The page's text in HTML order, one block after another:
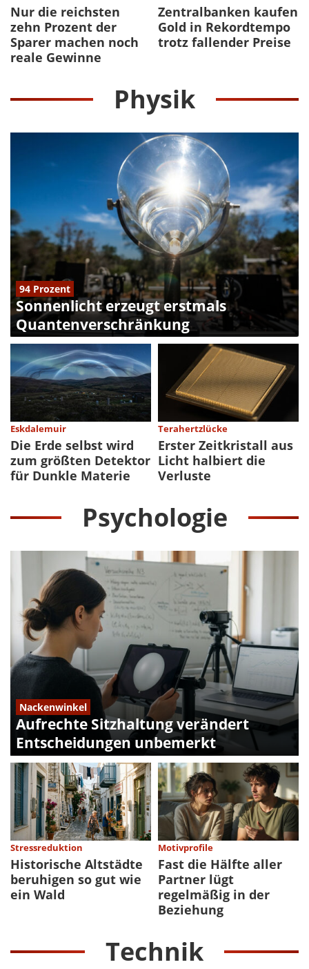
Nur die reichsten
zehn Prozent der
Sparer machen noch
reale Gewinne
Zentralbanken kaufen
Gold in Rekordtempo
trotz fallender Preise
Physik
94 Prozent
Sonnenlicht erzeugt erstmals
Quantenverschränkung
Eskdalemuir
Die Erde selbst wird
zum größten Detektor
für Dunkle Materie
Terahertzlücke
Erster Zeitkristall aus
Licht halbiert die
Verluste
Psychologie
Nackenwinkel
Aufrechte Sitzhaltung verändert
Entscheidungen unbemerkt
Stressreduktion
Historische Altstädte
beruhigen so gut wie
ein Wald
Motivprofile
Fast die Hälfte aller
Partner lügt
regelmäßig in der
Beziehung
Technik